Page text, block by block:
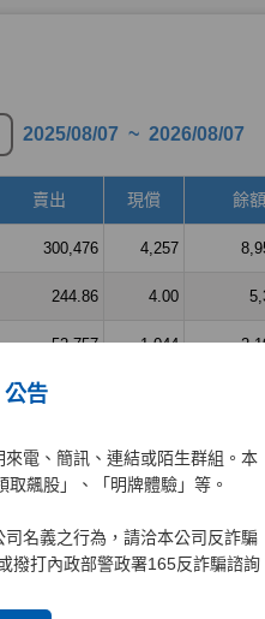
公告
電、簡訊、連結或陌生群組。本
飆股」、「明牌體驗」等。
名義之行為，請洽本公司反詐騙
撥打內政部警政署165反詐騙諮詢